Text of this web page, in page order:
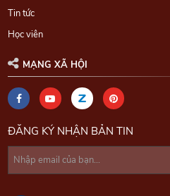
Tin tức
Học viên
MẠNG XÃ HỘI
ĐĂNG KÝ NHẬN BẢN TIN